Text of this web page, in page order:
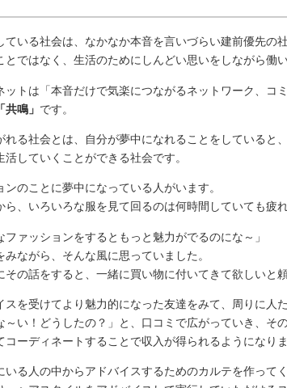
ている社会は、なかなか本音を言いづらい建前優先の
とではなく、生活のためにしんどい思いをしながら働
ットは「本音だけで気楽につながるネットワーク、コ
「共鳴」 です。
れる社会とは、自分が夢中になれることをしていると
活していくことができる社会です。
のことに夢中になっている人がいます。
ら、いろいろな服を見て回るのは何時間していても疲れ
ファッションをするともっと魅力がでるのにな～」
ながら、そんな風に思っていました。
その話をすると、一緒に買い物に付いてきて欲しいと頼
スを受けてより魅力的になった友達をみて、周りに人
～い！どうしたの？」と、口コミで広がっていき、そ
コーディネートすることで収入が得られるようになり
いる人の中からアドバイスするためのカルテを作って